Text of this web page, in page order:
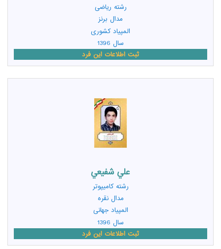
رشته ریاضی
مدال برنز
المپیاد کشوری
سال 1396
ثبت اطلاعات این فرد
علي شفيعي
رشته کامیپوتر
مدال نقره
المپیاد جهانی
سال 1396
ثبت اطلاعات این فرد